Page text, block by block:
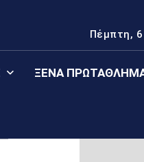
Πέμπτη,
ΞΈΝΑ